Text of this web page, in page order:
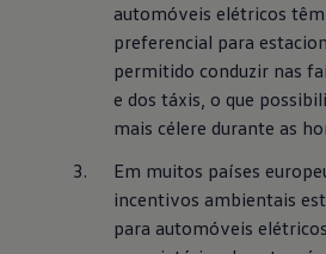
automóveis elétricos
preferencial para
permitido conduzir nas
e dos táxis, o que
mais célere durante as
Em muitos países
incentivos ambientais
para automóveis